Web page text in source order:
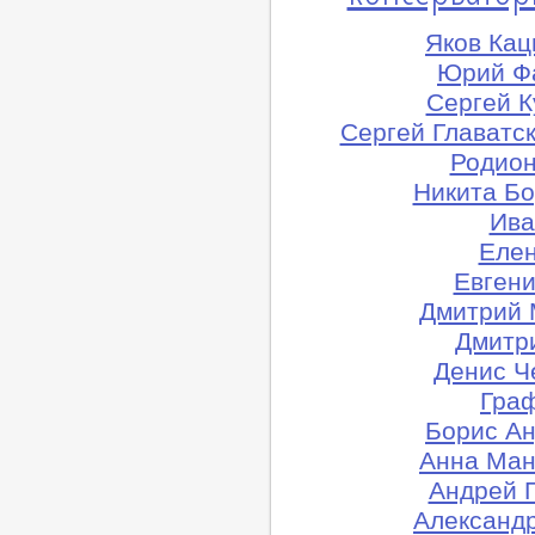
Яков
Юрий
Сергей
Сергей
Никита
Дмитрий
Денис
Борис
Анна
Андрей